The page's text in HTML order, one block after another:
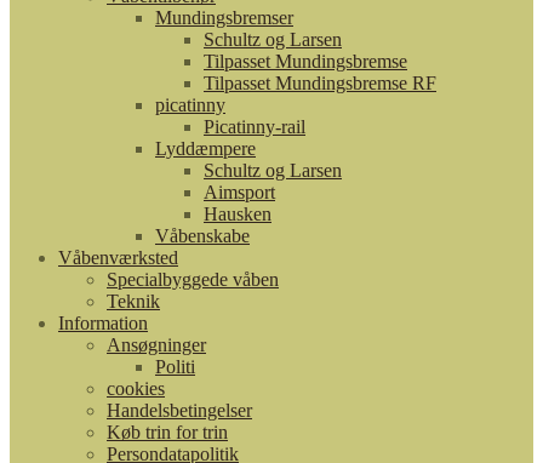
Mundingsbremser
Schultz og Larsen
Tilpasset Mundingsbremse
Tilpasset Mundingsbremse RF
picatinny
Picatinny-rail
Lyddæmpere
Schultz og Larsen
Aimsport
Hausken
Våbenskabe
Våbenværksted
Specialbyggede våben
Teknik
Information
Ansøgninger
Politi
cookies
Handelsbetingelser
Køb trin for trin
Persondatapolitik